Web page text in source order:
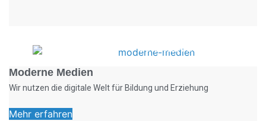
Foto: KGA CC BY NC
Moderne Medien
Wir nutzen die digitale Welt für Bildung und Erziehung
Mehr erfahren